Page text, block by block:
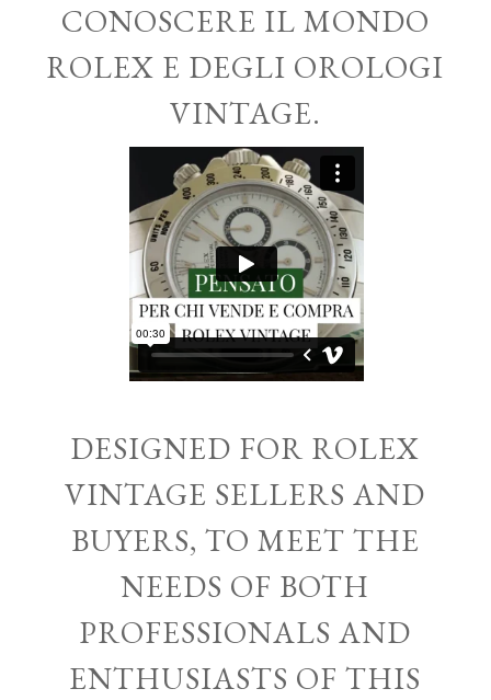
CONOSCERE IL MONDO
ROLEX E DEGLI OROLOGI
VINTAGE.
DESIGNED FOR ROLEX
VINTAGE SELLERS AND
BUYERS, TO MEET THE
NEEDS OF BOTH
PROFESSIONALS AND
ENTHUSIASTS OF THIS